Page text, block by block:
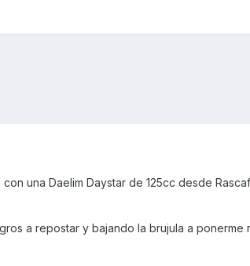
una Daelim Daystar de 125cc desde
a repostar y bajando la brujula a ponerme